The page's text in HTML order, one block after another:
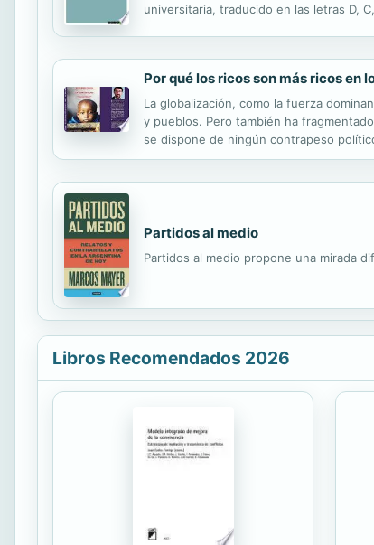
universitaria, traducido en las letras D,
Por qué los ricos son más ricos en
La globalización, como la fuerza
y pueblos. Pero también ha
se dispone de ningún contrapeso
derivarse del mismo. Este no es un
Partidos al medio
Partidos al medio propone una mirada
Libros Recomendados 2026